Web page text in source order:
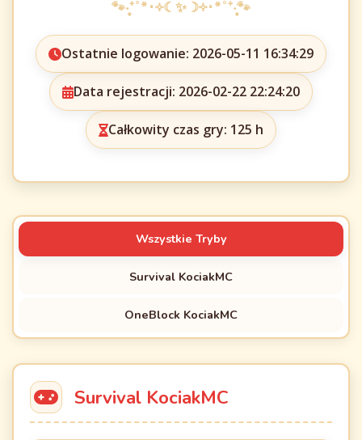
Ostatnie logowanie: 2026-05-11 16:34:29
Data rejestracji: 2026-02-22 22:24:20
Całkowity czas gry: 125 h
Wszystkie Tryby
Survival KociakMC
OneBlock KociakMC
Survival KociakMC